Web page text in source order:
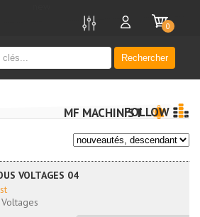
Rechercher
0
MF MACHINISTFOLLOW
VOLTAGES 04